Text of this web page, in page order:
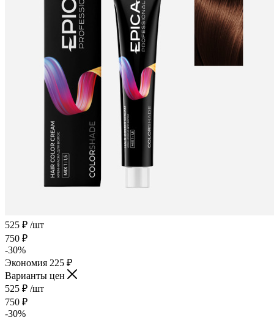
525 ₽ /шт
750 ₽
-30%
Экономия 225 ₽
Варианты цен
525 ₽ /шт
750 ₽
-30%